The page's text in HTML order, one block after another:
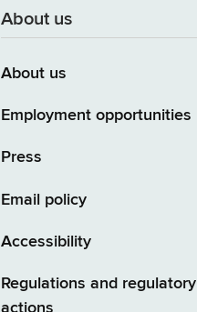
About us
About us
Employment opportunities
Press
Email policy
Accessibility
Regulations and regulatory
actions